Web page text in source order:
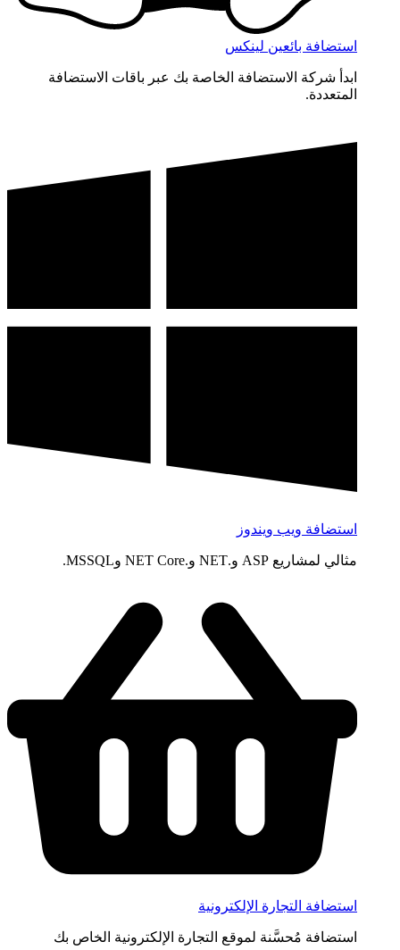
استضافة بائعين لينكس
ابدأ شركة الاستضافة الخاصة بك عبر باقات الاستضافة
المتعددة.
استضافة ويب ويندوز
مثالي لمشاريع ASP و.NET و.NET Core وMSSQL.
استضافة التجارة الإلكترونية
استضافة مُحسَّنة لموقع التجارة الإلكترونية الخاص بك